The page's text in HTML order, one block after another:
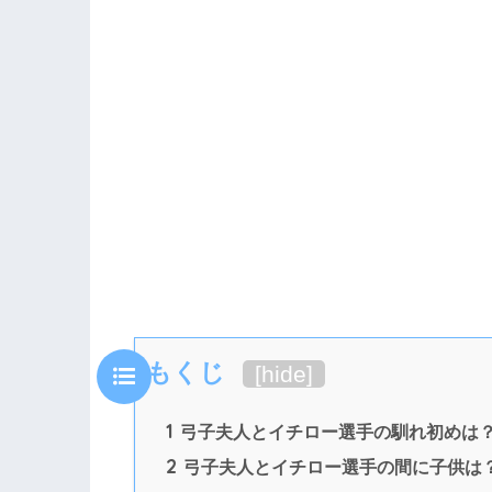
もくじ [hide]
1 弓子夫人とイチロー選手の馴れ初めは
2 弓子夫人とイチロー選手の間に子供は